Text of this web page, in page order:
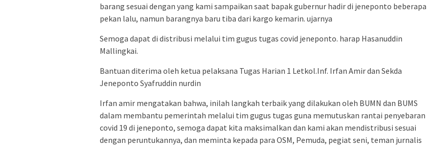
barang sesuai dengan yang kami sampaikan saat bapak gubernur hadir di jeneponto beberapa
pekan lalu, namun barangnya baru tiba dari kargo kemarin. ujarnya
Semoga dapat di distribusi melalui tim gugus tugas covid jeneponto. harap Hasanuddin
Mallingkai.
Bantuan diterima oleh ketua pelaksana Tugas Harian 1 Letkol.Inf. Irfan Amir dan Sekda
Jeneponto Syafruddin nurdin
Irfan amir mengatakan bahwa, inilah langkah terbaik yang dilakukan oleh BUMN dan BUMS
dalam membantu pemerintah melalui tim gugus tugas guna memutuskan rantai penyebaran
covid 19 di jeneponto, semoga dapat kita maksimalkan dan kami akan mendistribusi sesuai
dengan peruntukannya, dan meminta kepada para OSM, Pemuda, pegiat seni, teman jurnalis